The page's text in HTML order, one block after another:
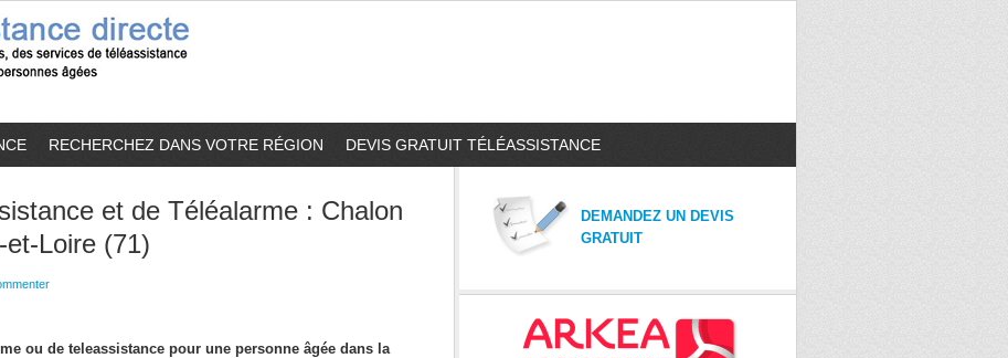
RECHERCHEZ DANS VOTRE RÉGION DEVIS GRATUIT TÉLÉASSISTANCE
et de Téléalarme : Chalon
Loire (71)
ou de teleassistance pour une personne âgée dans la
DEMANDEZ UN DEVIS
GRATUIT